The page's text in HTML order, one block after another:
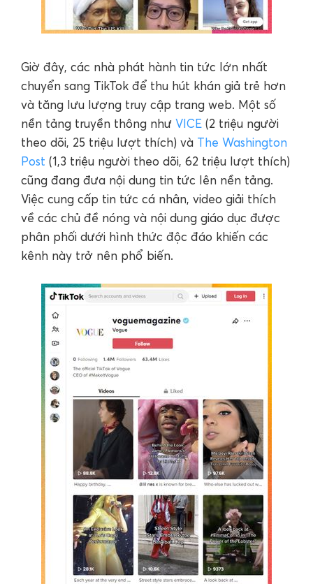
Giờ đây, các nhà phát hành tin tức lớn nhất
chuyển sang TikTok để thu hút khán giả trẻ hơn
và tăng lưu lượng truy cập trang web. Một số
nền tảng truyền thông như VICE (2 triệu người
theo dõi, 25 triệu lượt thích) và The Washington
Post (1,3 triệu người theo dõi, 62 triệu lượt thích)
cũng đang đưa nội dung tin tức lên nền tảng.
Việc cung cấp tin tức cá nhân, video giải thích
về các chủ đề nóng và nội dung giáo dục được
phân phối dưới hình thức độc đáo khiến các
kênh này trở nên phổ biến.